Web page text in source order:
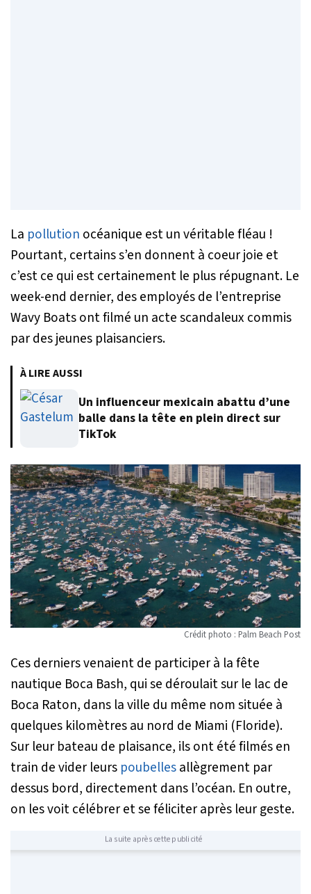
La pollution océanique est un véritable fléau !
Pourtant, certains s’en donnent à coeur joie et
c’est ce qui est certainement le plus répugnant. Le
week-end dernier, des employés de l’entreprise
Wavy Boats ont filmé un acte scandaleux commis
par des jeunes plaisanciers.
À LIRE AUSSI
Un influenceur mexicain abattu d’une
balle dans la tête en plein direct sur
TikTok
Crédit photo : Palm Beach Post
Ces derniers venaient de participer à la fête
nautique Boca Bash, qui se déroulait sur le lac de
Boca Raton, dans la ville du même nom située à
quelques kilomètres au nord de Miami (Floride).
Sur leur bateau de plaisance, ils ont été filmés en
train de vider leurs poubellesallègrement par
dessus bord, directement dans l’océan. En outre,
on les voit célébrer et se féliciter après leur geste.
La suite après cette publicité